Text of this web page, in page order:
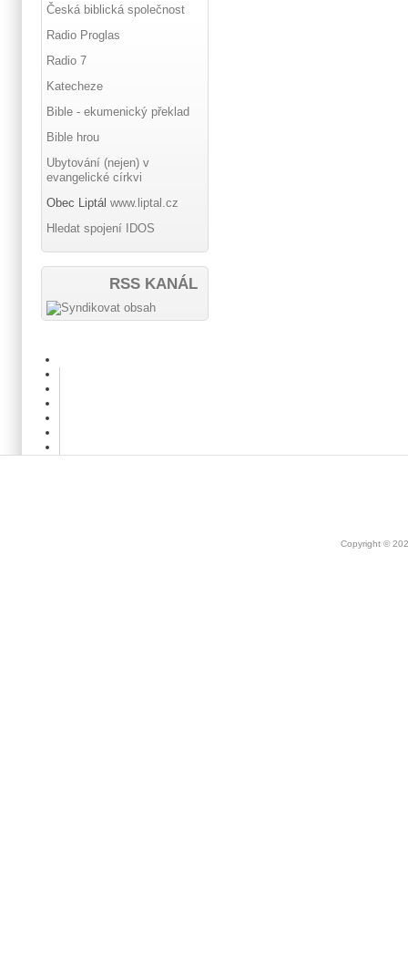
Česká biblická společnost
Radio Proglas
Radio 7
Katecheze
Bible - ekumenický překlad
Bible hrou
Ubytování (nejen) v
evangelické církvi
Obec Liptál www.liptal.cz
Hledat spojení IDOS
RSS KANÁL
Copyright ©